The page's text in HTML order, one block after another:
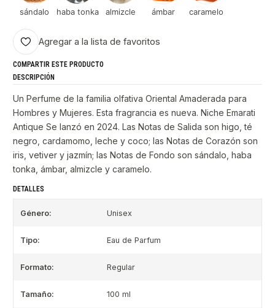
sándalo haba tonka almizcle ámbar caramelo
Agregar a la lista de favoritos
COMPARTIR ESTE PRODUCTO
DESCRIPCIÓN
Un Perfume de la familia olfativa Oriental Amaderada para
Hombres y Mujeres. Esta fragrancia es nueva. Niche Emarati
Antique Se lanzó en 2024. Las Notas de Salida son higo, té
negro, cardamomo, leche y coco; las Notas de Corazón son
iris, vetiver y jazmín; las Notas de Fondo son sándalo, haba
tonka, ámbar, almizcle y caramelo.
DETALLES
Género: Unisex
Tipo: Eau de Parfum
Formato: Regular
Tamaño: 100 ml